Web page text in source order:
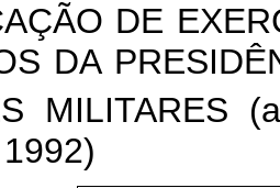
DE
DA
MILITARES